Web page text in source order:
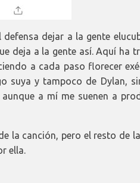
dejar a la gente
deja a la gente así. Aquí ha
a cada paso florecer
suya y tampoco de Dylan,
a mí me suenen a
la canción, pero el resto de
ella.